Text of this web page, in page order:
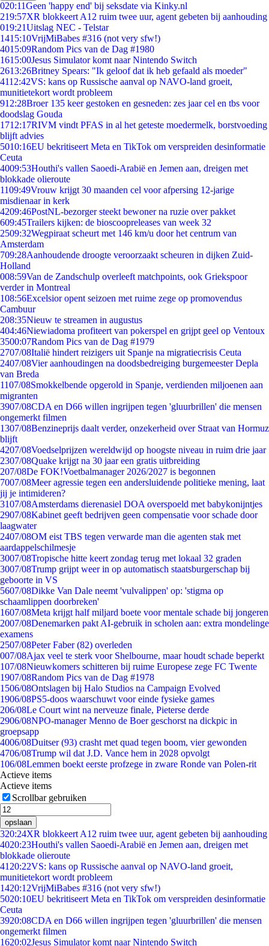
020:11Geen 'happy end' bij seksdate via Kinky.nl
219:57XR blokkeert A12 ruim twee uur, agent gebeten bij aanhouding
019:21Uitslag NEC - Telstar
1415:10VrijMiBabes #316 (not very sfw!)
4015:09Random Pics van de Dag #1980
1615:00Jesus Simulator komt naar Nintendo Switch
2613:26Britney Spears: "Ik geloof dat ik heb gefaald als moeder"
4112:42VS: kans op Russische aanval op NAVO-land groeit,
munitietekort wordt probleem
912:28Broer 135 keer gestoken en gesneden: zes jaar cel en tbs voor
doodslag Gouda
1712:17RIVM vindt PFAS in al het geteste moedermelk, borstvoeding
blijft advies
5010:16EU bekritiseert Meta en TikTok om verspreiden desinformatie
Ceuta
4009:53Houthi's vallen Saoedi-Arabië en Jemen aan, dreigen met
blokkade olieroute
1109:49Vrouw krijgt 30 maanden cel voor afpersing 12-jarige
misdienaar in kerk
4209:46PostNL-bezorger steekt bewoner na ruzie over pakket
609:45Trailers kijken: de bioscoopreleases van week 32
2509:32Wegpiraat scheurt met 146 km/u door het centrum van
Amsterdam
709:28Aanhoudende droogte veroorzaakt scheuren in dijken Zuid-
Holland
008:59Van de Zandschulp overleeft matchpoints, ook Griekspoor
verder in Montreal
108:56Excelsior opent seizoen met ruime zege op promovendus
Cambuur
208:35Nieuw te streamen in augustus
404:46Niewiadoma profiteert van pokerspel en grijpt geel op Ventoux
3500:07Random Pics van de Dag #1979
2707/08Italië hindert reizigers uit Spanje na migratiecrisis Ceuta
2407/08Vier aanhoudingen na doodsbedreiging burgemeester Depla
van Breda
1107/08Smokkelbende opgerold in Spanje, verdienden miljoenen aan
migranten
3907/08CDA en D66 willen ingrijpen tegen 'gluurbrillen' die mensen
ongemerkt filmen
1307/08Benzineprijs daalt verder, onzekerheid over Straat van Hormuz
blijft
4207/08Voedselprijzen wereldwijd op hoogste niveau in ruim drie jaar
2307/08Quake krijgt na 30 jaar een gratis uitbreiding
207/08De FOK!Voetbalmanager 2026/2027 is begonnen
7007/08Meer agressie tegen een andersluidende politieke mening, laat
jij je intimideren?
3107/08Amsterdams dierenasiel DOA overspoeld met babykonijntjes
2907/08Kabinet geeft bedrijven geen compensatie voor schade door
laagwater
2407/08OM eist TBS tegen verwarde man die agenten stak met
aardappelschilmesje
3007/08Tropische hitte keert zondag terug met lokaal 32 graden
3007/08Trump grijpt weer in op automatisch staatsburgerschap bij
geboorte in VS
5607/08Dikke Van Dale neemt 'vulvalippen' op: 'stigma op
schaamlippen doorbreken'
1607/08Meta krijgt half miljard boete voor mentale schade bij jongeren
2007/08Denemarken pakt AI-gebruik in scholen aan: extra mondelinge
examens
2507/08Peter Faber (82) overleden
007/08Ajax veel te sterk voor Shelbourne, maar houdt schade beperkt
107/08Nieuwkomers schitteren bij ruime Europese zege FC Twente
1907/08Random Pics van de Dag #1978
1506/08Ontslagen bij Halo Studios na Campaign Evolved
1906/08PS5-doos waarschuwt voor einde fysieke games
206/08Le Court wint na nerveuze finale, Pieterse derde
2906/08NPO-manager Menno de Boer geschorst na dickpic in
groepsapp
4006/08Duitser (93) crasht met quad tegen boom, vier gewonden
4706/08Trump wil dat J.D. Vance hem in 2028 opvolgt
106/08Lemmen boekt eerste profzege in zware Ronde van Polen-rit
Actieve items
Actieve items
Scrollbar gebruiken
opslaan
320:24XR blokkeert A12 ruim twee uur, agent gebeten bij aanhouding
4020:23Houthi's vallen Saoedi-Arabië en Jemen aan, dreigen met
blokkade olieroute
41 20:22VS: kans op Russische aanval op NAVO-land groeit,
munitietekort wordt probleem
1420:12VrijMiBabes #316 (not very sfw!)
5020:10EU bekritiseert Meta en TikTok om verspreiden desinformatie
Ceuta
3920:08CDA en D66 willen ingrijpen tegen 'gluurbrillen' die mensen
ongemerkt filmen
1620:02Jesus Simulator komt naar Nintendo Switch